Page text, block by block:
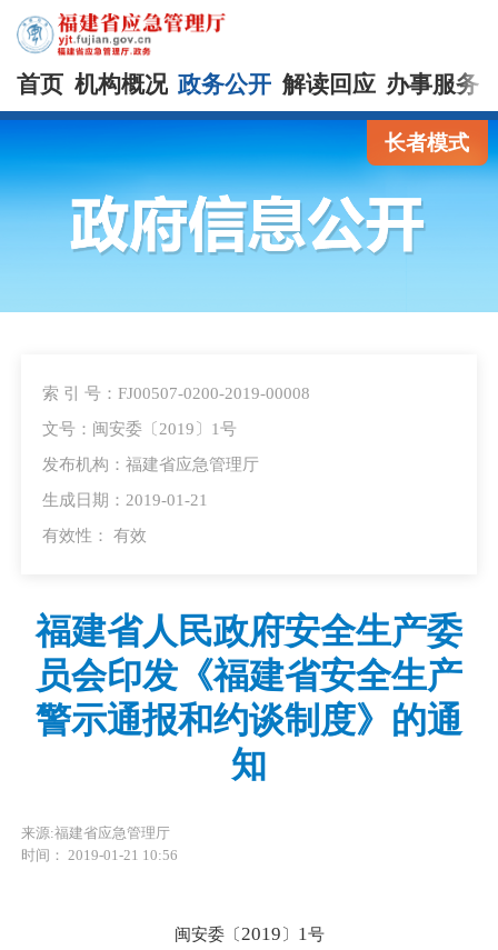
首页 机构概况 政务公开 解读回应 办事服务
长者模式
索 引 号：FJ00507-0200-2019-00008
文号：闽安委〔2019〕1号
发布机构：福建省应急管理厅
生成日期：2019-01-21
有效性： 有效
福建省人民政府安全生产委
员会印发《福建省安全生产
警示通报和约谈制度》的通
知
来源:福建省应急管理厅
时间： 2019-01-21 10:56
闽安委〔2019〕 1号